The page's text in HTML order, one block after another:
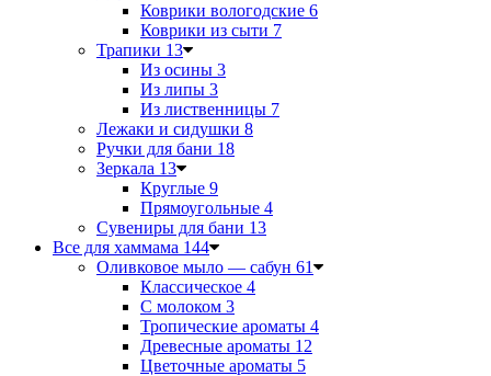
Коврики вологодские 6
Коврики из сыти 7
Трапики 13
Из осины 3
Из липы 3
Из лиственницы 7
Лежаки и сидушки 8
Ручки для бани 18
Зеркала 13
Круглые 9
Прямоугольные 4
Сувениры для бани 13
Все для хаммама 144
Оливковое мыло — сабун 61
Классическое 4
С молоком 3
Тропические ароматы 4
Древесные ароматы 12
Цветочные ароматы 5